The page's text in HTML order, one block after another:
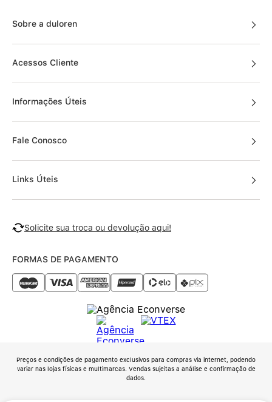
Sobre a duloren
Acessos Cliente
Informações Úteis
Fale Conosco
Links Úteis
Solicite sua troca ou devolução aqui!
FORMAS DE PAGAMENTO
Preços e condições de pagamento exclusivos para compras via internet, podendo
variar nas lojas físicas e multimarcas. Vendas sujeitas a análise e confirmação de
dados.